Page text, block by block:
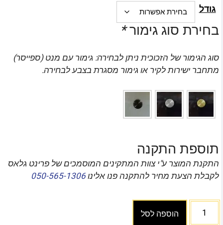
גודל
בחירת סוג גימור*
סוג הגימור של הזכוכית ניתן לבחירה: גימור עם מנט (ספייסר)
מתחבר ישירות לקיר או גימור מסגרת בצבע לבחירה.
תוספת התקנה
התקנת המוצר ע"י צוות המתקינים המוסמכים של פרינט גלאס
לקבלת הצעת מחיר להתקנה פנו אלינו050-565-1306
הוספה לסל